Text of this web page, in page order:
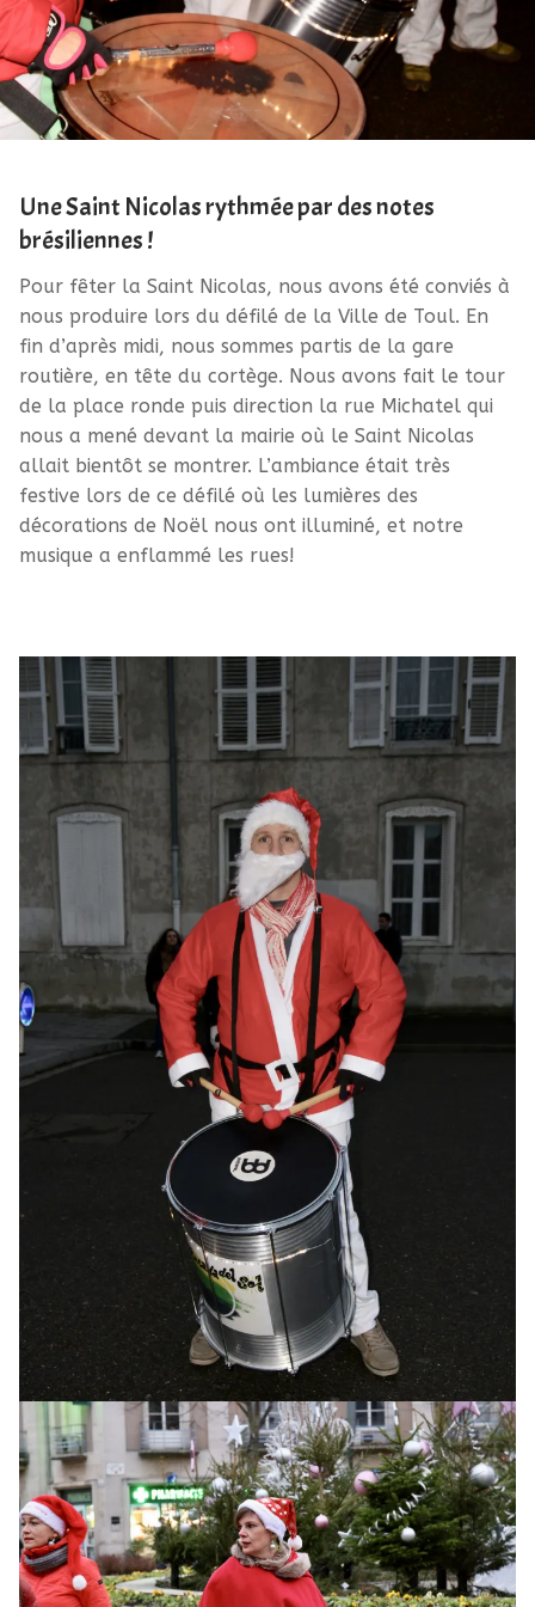
Une Saint Nicolas rythmée par des notes
brésiliennes !
Pour fêter la Saint Nicolas, nous avons été conviés à
nous produire lors du défilé de la Ville de Toul. En
fin d’après midi, nous sommes partis de la gare
routière, en tête du cortège. Nous avons fait le tour
de la place ronde puis direction la rue Michatel qui
nous a mené devant la mairie où le Saint Nicolas
allait bientôt se montrer. L’ambiance était très
festive lors de ce défilé où les lumières des
décorations de Noël nous ont illuminé, et notre
musique a enflammé les rues!